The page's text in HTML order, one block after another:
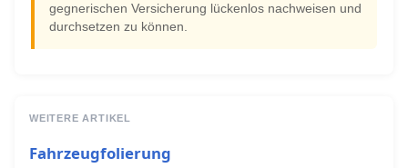
gegnerischen Versicherung lückenlos nachweisen und
durchsetzen zu können.
WEITERE ARTIKEL
Fahrzeugfolierung